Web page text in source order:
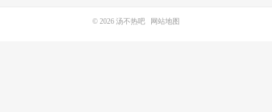
© 2026 汤不热吧 网站地图